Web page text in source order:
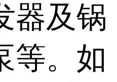
器及锅
等。如